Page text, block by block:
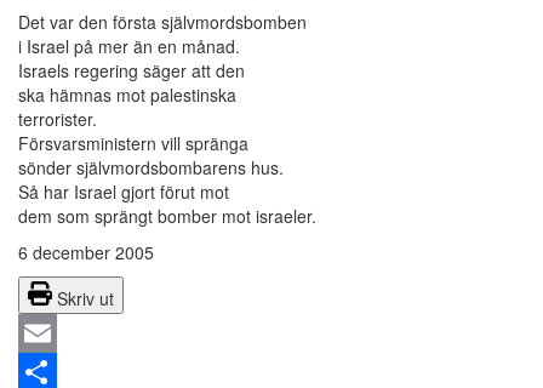
Det var den första självmordsbomben
i Israel på mer än en månad.
Israels regering säger att den
ska hämnas mot palestinska
terrorister.
Försvarsministern vill spränga
sönder självmordsbombarens hus.
Så har Israel gjort förut mot
dem som sprängt bomber mot israeler.
6 december 2005
Skriv ut
Email